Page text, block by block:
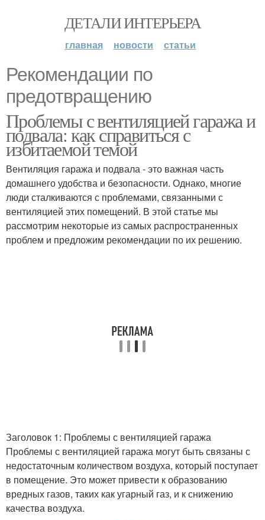
ДЕТАЛИ ИНТЕРЬЕРА
главная новости статьи
Рекомендации по
предотвращению
Проблемы с вентиляцией гаража и
подвала: как справиться с
избитаемой темой
Вентиляция гаража и подвала - это важная часть
домашнего удобства и безопасности. Однако, многие
люди сталкиваются с проблемами, связанными с
вентиляцией этих помещений. В этой статье мы
рассмотрим некоторые из самых распространенных
проблем и предложим рекомендации по их решению.
Заголовок 1: Проблемы с вентиляцией гаража
Проблемы с вентиляцией гаража могут быть связаны с
недостаточным количеством воздуха, который поступает
в помещение. Это может привести к образованию
вредных газов, таких как угарный газ, и к снижению
качества воздуха.